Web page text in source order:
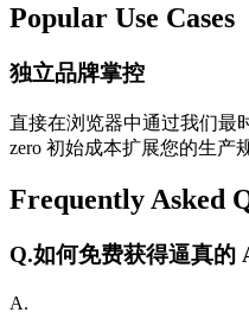
Popular Use Cases
独立品牌掌控
直接在浏览器中通过我们最
zero 初始成本扩展您的生产
Frequently Asked
Q.如何免费获得逼真的
A.